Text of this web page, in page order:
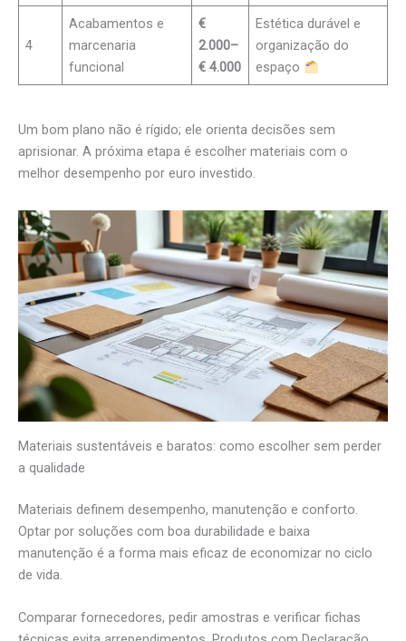
4
Acabamentos e
marcenaria
funcional
€
2.000–
€ 4.000
Estética durável e
organização do
espaço
Um bom plano não é rígido; ele orienta decisões sem
aprisionar. A próxima etapa é escolher materiais com o
melhor desempenho por euro investido.
Materiais sustentáveis e baratos: como escolher sem perder
a qualidade
Materiais definem desempenho, manutenção e conforto.
Optar por soluções com boa durabilidade e baixa
manutenção é a forma mais eficaz de economizar no ciclo
de vida.
Comparar fornecedores, pedir amostras e verificar fichas